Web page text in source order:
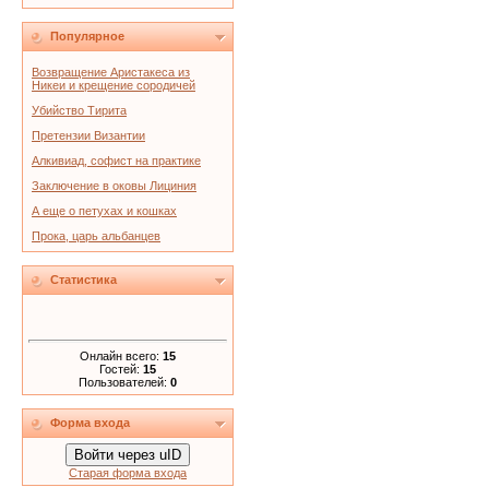
Популярное
Возвращение Аристакеса из
Никеи и крещение сородичей
Убийство Тирита
Претензии Византии
Алкивиад, софист на практике
Заключение в оковы Лициния
А еще о петухах и кошках
Прока, царь альбанцев
Статистика
Онлайн всего: 15
Гостей: 15
Пользователей: 0
Форма входа
Войти через uID
Старая форма входа